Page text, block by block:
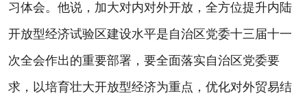
习体会。他说，加大对内对外开放，全方位提升内陆
开放型经济试验区建设水平是自治区党委十三届十一
次全会作出的重要部署，要全面落实自治区党委要
求，以培育壮大开放型经济为重点，优化对外贸易结